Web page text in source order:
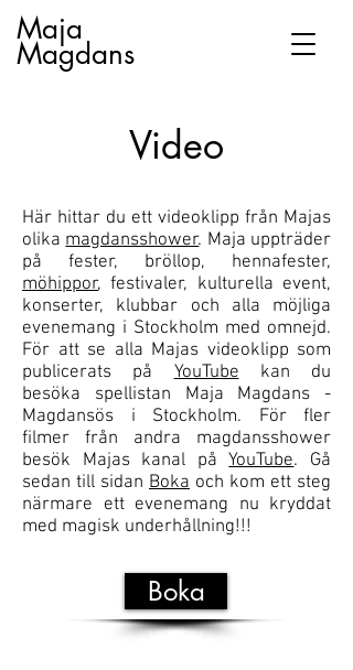
Maja
Magdans
Video
Här hittar du ett videoklipp från Majas
olikamagdansshower. Maja uppträder
på fester, bröllop, hennafester,
möhippor, festivaler, kulturella event,
konserter, klubbar och alla möjliga
evenemang i Stockholm med omnejd.
För att se alla Majas videoklipp som
publicerats påYouTubekan du
besöka spellistan Maja Magdans -
Magdansös i Stockholm. För fler
filmer från andra magdansshower
besök Majas kanal påYouTube. Gå
sedan till sidan Boka och kom ett steg
närmare ett evenemang nu kryddat
med magisk underhållning!!!
Boka